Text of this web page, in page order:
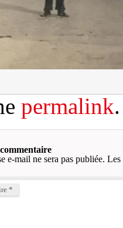
permalink.
e-mail ne sera pas publiée. Les
*